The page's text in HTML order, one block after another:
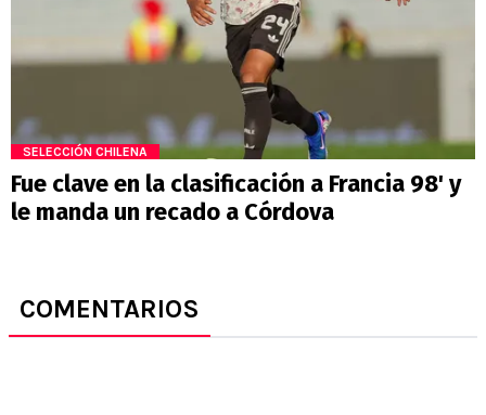
SELECCIÓN CHILENA
Fue clave en la clasificación a Francia 98' y
le manda un recado a Córdova
COMENTARIOS